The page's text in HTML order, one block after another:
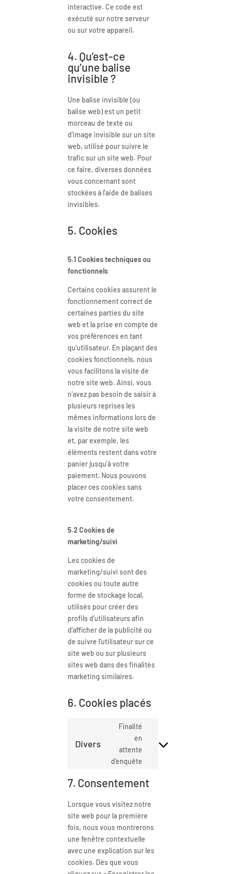
interactive. Ce code est
exécuté sur notre serveur
ou sur votre appareil.
4. Qu’est-ce
qu’une balise
invisible ?
Une balise invisible (ou
balise web) est un petit
morceau de texte ou
d’image invisible sur un site
web, utilisé pour suivre le
trafic sur un site web. Pour
ce faire, diverses données
vous concernant sont
stockées à l’aide de balises
invisibles.
5. Cookies
5.1 Cookies techniques ou
fonctionnels
Certains cookies assurent le
fonctionnement correct de
certaines parties du site
web et la prise en compte de
vos préférences en tant
qu’utilisateur. En plaçant des
cookies fonctionnels, nous
vous facilitons la visite de
notre site web. Ainsi, vous
n’avez pas besoin de saisir à
plusieurs reprises les
mêmes informations lors de
la visite de notre site web
et, par exemple, les
éléments restent dans votre
panier jusqu’à votre
paiement. Nous pouvons
placer ces cookies sans
votre consentement.
5.2 Cookies de
marketing/suivi
Les cookies de
marketing/suivi sont des
cookies ou toute autre
forme de stockage local,
utilisés pour créer des
profils d’utilisateurs afin
d’afficher de la publicité ou
de suivre l’utilisateur sur ce
site web ou sur plusieurs
sites web dans des finalités
marketing similaires.
6. Cookies placés
Divers
Finalité
en
attente
d’enquête
7. Consentement
Lorsque vous visitez notre
site web pour la première
fois, nous vous montrerons
une fenêtre contextuelle
avec une explication sur les
cookies. Dès que vous